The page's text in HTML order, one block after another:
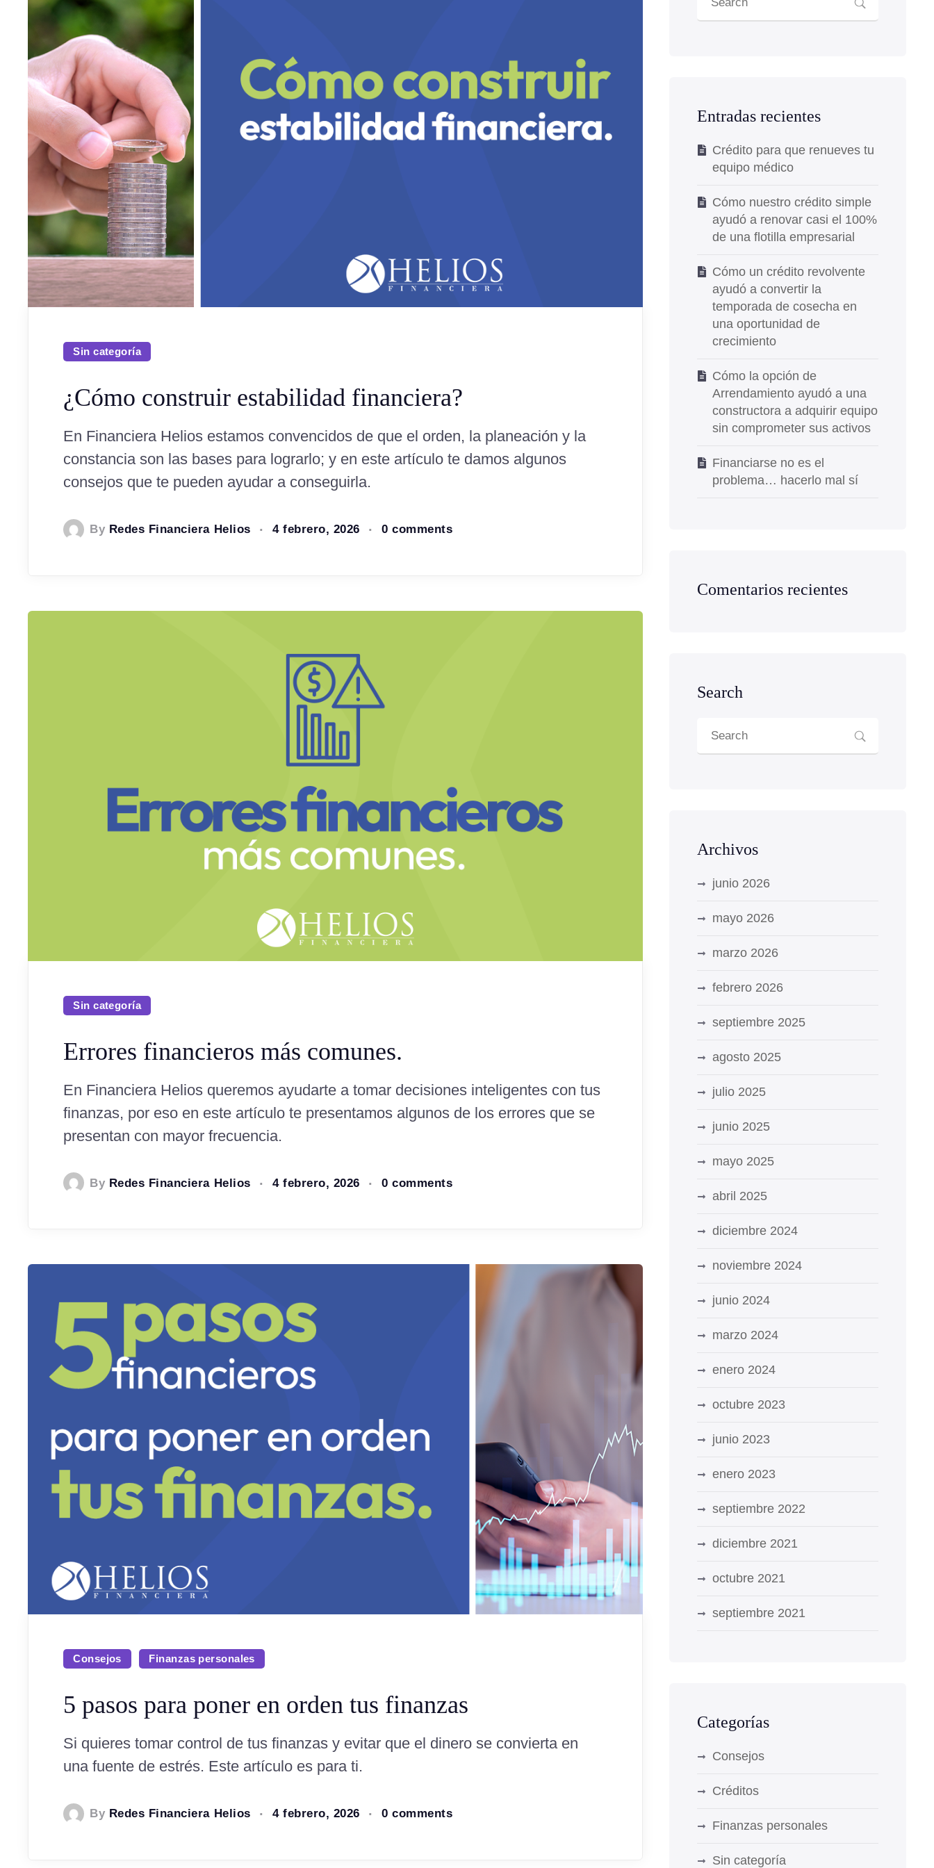
Sin categoría
¿Cómo construir estabilidad financiera?
En Financiera Helios estamos convencidos de que el orden, la planeación y la
constancia son las bases para lograrlo; y en este artículo te damos algunos
consejos que te pueden ayudar a conseguirla.
By Redes Financiera Helios 4 febrero, 2026 0 comments
Sin categoría
Errores financieros más comunes.
En Financiera Helios queremos ayudarte a tomar decisiones inteligentes con tus
finanzas, por eso en este artículo te presentamos algunos de los errores que se
presentan con mayor frecuencia.
By Redes Financiera Helios 4 febrero, 2026 0 comments
Consejos Finanzas personales
5 pasos para poner en orden tus finanzas
Si quieres tomar control de tus finanzas y evitar que el dinero se convierta en
una fuente de estrés. Este artículo es para ti.
By Redes Financiera Helios 4 febrero, 2026 0 comments
Entradas recientes
Crédito para que renueves tu
equipo médico
Cómo nuestro crédito simple
ayudó a renovar casi el 100%
de una flotilla empresarial
Cómo un crédito revolvente
ayudó a convertir la
temporada de cosecha en
una oportunidad de
crecimiento
Cómo la opción de
Arrendamiento ayudó a una
constructora a adquirir equipo
sin comprometer sus activos
Financiarse no es el
problema… hacerlo mal sí
Comentarios recientes
Search
Archivos
junio 2026
mayo 2026
marzo 2026
febrero 2026
septiembre 2025
agosto 2025
julio 2025
junio 2025
mayo 2025
abril 2025
diciembre 2024
noviembre 2024
junio 2024
marzo 2024
enero 2024
octubre 2023
junio 2023
enero 2023
septiembre 2022
diciembre 2021
octubre 2021
septiembre 2021
Categorías
Consejos
Créditos
Finanzas personales
Sin categoría